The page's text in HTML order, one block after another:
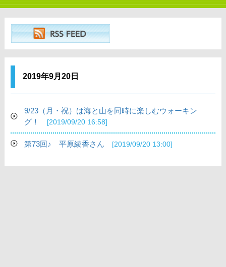
2019年9月20日
9/23（月・祝）は海と山を同時に楽しむウォーキン
グ！
[2019/09/20 16:58]
第73回♪ 平原綾香さん [2019/09/20 13:00]